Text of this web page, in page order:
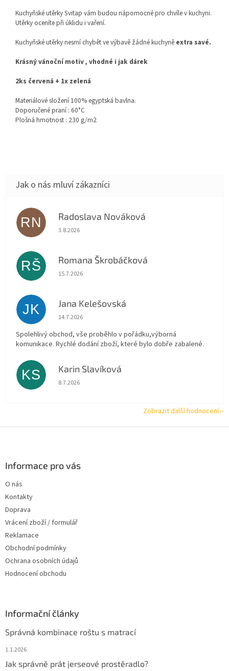
Kuchyňské utěrky Svitap vám budou nápomocné pro chvíle v kuchyni.
Utěrky oceníte při úklidu i vaření.
Kuchyňské utěrky nesmí chybět ve výbavě žádné kuchyně extra savé.
Krásný vánoční motiv , vhodné i jak dárek
2ks červená + 1x zelená
Materiálové složení 100% egyptská bavlna.
Doporučené praní : 60°C
Plošná hmotnost : 230 g/m2
RN Radoslava Nováková
Hodnocení obchodu je 5 z 5 hvězdiček.
3.8.2026
RŠ Romana Škrobáčková
Hodnocení obchodu je 5 z 5 hvězdiček.
15.7.2026
JK Jana Kelešovská
Hodnocení obchodu je 5 z 5 hvězdiček.
14.7.2026
Spolehlivý obchod, vše proběhlo v pořádku,výborná
komunikace. Rychlé dodání zboží, které bylo dobře zabalené.
KS Karin Slavíková
Hodnocení obchodu je 5 z 5 hvězdiček.
8.7.2026
Zobrazit další hodnocení
Informace pro vás
O nás
Kontakty
Doprava
Vrácení zboží / formulář
Reklamace
Obchodní podmínky
Ochrana osobních údajů
Hodnocení obchodu
Informační články
Správná kombinace roštu s matrací
1.1.2026
Jak správně prát jerseové prostěradlo?